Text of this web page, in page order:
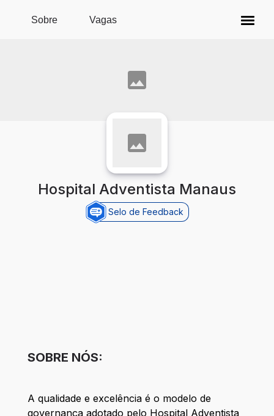
Pular para o conteúdo principal
Sobre Vagas
Hospital Adventista Manaus
Selo de Feedback
SOBRE NÓS:
A qualidade e excelência é o modelo de
governança adotado pelo Hospital Adventista